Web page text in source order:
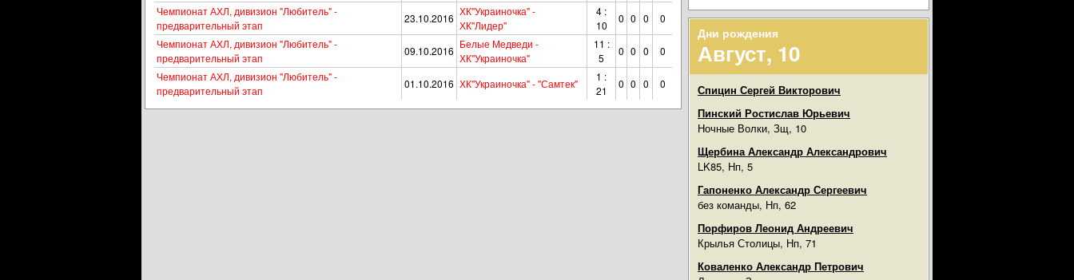
Дни рождения
Август, 10
Спицин Сергей Викторович
Пинский Ростислав Юрьевич
Ночные Волки, Зщ, 10
Щербина Александр Александрович
LK85, Нп, 5
Гапоненко Александр Сергеевич
без команды, Нп, 62
Порфиров Леонид Андреевич
Крылья Столицы, Нп, 71
Коваленко Александр Петрович
Чемпионат АХЛ, дивизион "Любитель" -
предварительный этап
23.10.2016
ХК"Украиночка" -
ХК"Лидер"
4 :
10
0 0 0
0
Чемпионат АХЛ, дивизион "Любитель" -
предварительный этап
09.10.2016
Белые Медведи -
ХК"Украиночка"
11 :
5
0 0 0
0
Чемпионат АХЛ, дивизион "Любитель" -
предварительный этап
01.10.2016 ХК"Украиночка" - "Самтек"
1 :
21
0 0 0 0